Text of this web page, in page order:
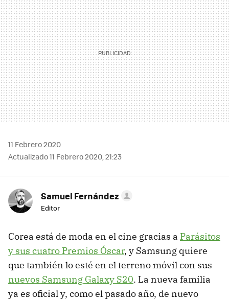
11 Febrero 2020
Actualizado 11 Febrero 2020, 21:23
Samuel Fernández
Editor
Corea está de moda en el cine gracias a Parásitos
y sus cuatro Premios Óscar, y Samsung quiere
que también lo esté en el terreno móvil con sus
nuevos Samsung Galaxy S20. La nueva familia
ya es oficial y, como el pasado año, de nuevo